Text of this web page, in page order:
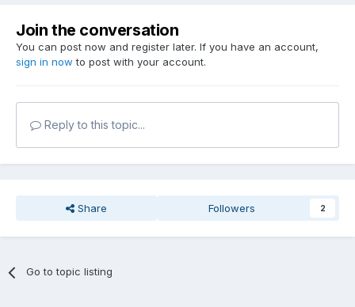
Join the conversation
You can post now and register later. If you have an account,
sign in now to post with your account.
Reply to this topic...
Share Followers 2
Go to topic listing